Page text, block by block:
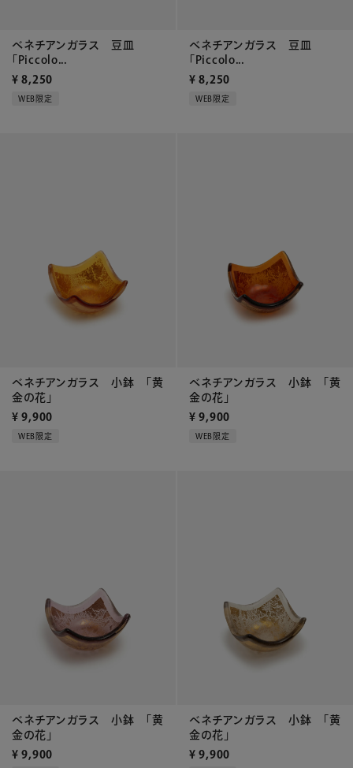
ベネチアンガラス 豆皿
「Piccolo...
¥ 8,250
WEB限定
ベネチアンガラス 豆皿
「Piccolo...
¥ 8,250
WEB限定
ベネチアンガラス 小鉢 「黄
金の花」
¥ 9,900
WEB限定
ベネチアンガラス 小鉢 「黄
金の花」
¥ 9,900
WEB限定
ベネチアンガラス 小鉢 「黄
金の花」
¥ 9,900
ベネチアンガラス 小鉢 「黄
金の花」
¥ 9,900